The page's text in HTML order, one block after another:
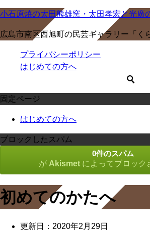
小石原焼の太田熊雄窯・太田孝宏と光廣
広島市南区西旭町の民芸ギャラリー「く
プライバシーポリシー
はじめての方へ
固定ページ
はじめての方へ
ブロックしたスパム
0件のスパム
が Akismet によってブロック
初めてのかたへ
更新日： 2020年2月29日